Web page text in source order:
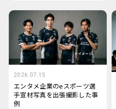
2026.07.15
エンタメ企業のeスポーツ選
手宣材写真を出張撮影した事
例